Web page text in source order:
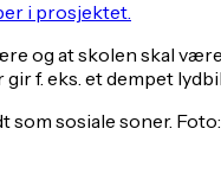
i prosjektet.
og at skolen skal
f. eks. et dempet
sosiale soner. Foto: